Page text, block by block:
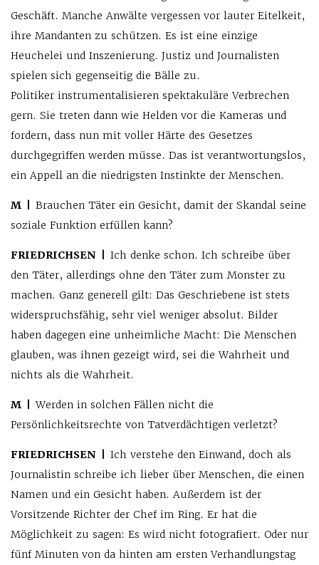
Geschäft. Manche Anwälte vergessen vor lauter Eitelkeit,
ihre Mandanten zu schützen. Es ist eine einzige
Heuchelei und Inszenierung. Justiz und Journalisten
spielen sich gegenseitig die Bälle zu.
Politiker instrumentalisieren spektakuläre Verbrechen
gern. Sie treten dann wie Helden vor die Kameras und
fordern, dass nun mit voller Härte des Gesetzes
durchgegriffen werden müsse. Das ist verantwortungslos,
ein Appell an die niedrigsten Instinkte der Menschen.
M |
Brauchen Täter ein Gesicht, damit der Skandal seine
soziale Funktion erfüllen kann?
FRIEDRICHSEN |
Ich denke schon. Ich schreibe über
den Täter, allerdings ohne den Täter zum Monster zu
machen. Ganz generell gilt: Das Geschriebene ist stets
widerspruchsfähig, sehr viel weniger absolut. Bilder
haben dagegen eine unheimliche Macht: Die Menschen
glauben, was ihnen gezeigt wird, sei die Wahrheit und
nichts als die Wahrheit.
M |
Werden in solchen Fällen nicht die
Persönlichkeitsrechte von Tatverdächtigen verletzt?
FRIEDRICHSEN |
Ich verstehe den Einwand, doch als
Journalistin schreibe ich lieber über Menschen, die einen
Namen und ein Gesicht haben. Außerdem ist der
Vorsitzende Richter der Chef im Ring. Er hat die
Möglichkeit zu sagen: Es wird nicht fotografiert. Oder nur
fünf Minuten von da hinten am ersten Verhandlungstag